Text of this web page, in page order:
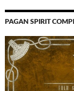
PAGAN SPIRIT